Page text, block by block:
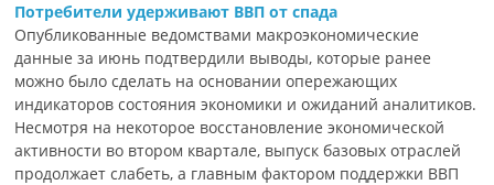
Потребители удерживают ВВП от спада
Опубликованные ведомствами макроэкономические
данные за июнь подтвердили выводы, которые ранее
можно было сделать на основании опережающих
индикаторов состояния экономики и ожиданий аналитиков.
Несмотря на некоторое восстановление экономической
активности во втором квартале, выпуск базовых отраслей
продолжает слабеть, а главным фактором поддержки ВВП